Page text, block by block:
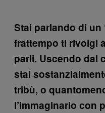
Stai parlando di un
frattempo ti rivolgi
parli. Uscendo dal
stai
tribù, o
l’immaginario con